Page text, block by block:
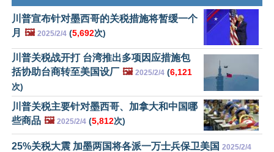
川普宣布针对墨西哥的关税措施将暂缓一个
月 🖼️ 2025/2/4 (5,692次)
川普关税战开打 台湾推出多项因应措施包
括协助台商转至美国设厂 🖼️ 2025/2/4 (6,121
次)
川普关税主要针对墨西哥、加拿大和中国哪
些商品 🖼️ 2025/2/4 (5,812次)
25%关税大震 加墨两国将各派一万士兵保卫美国 2025/2/4